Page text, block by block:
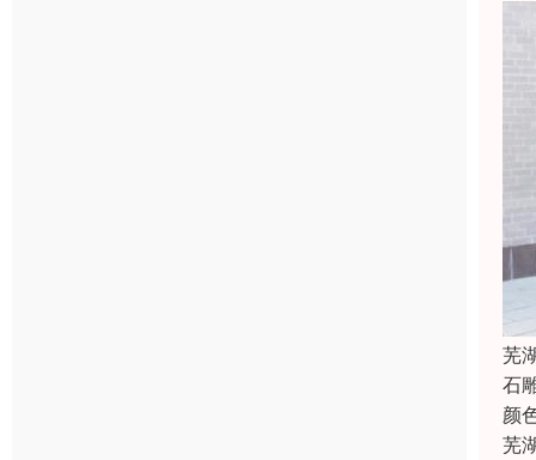
芜
石
颜
芜